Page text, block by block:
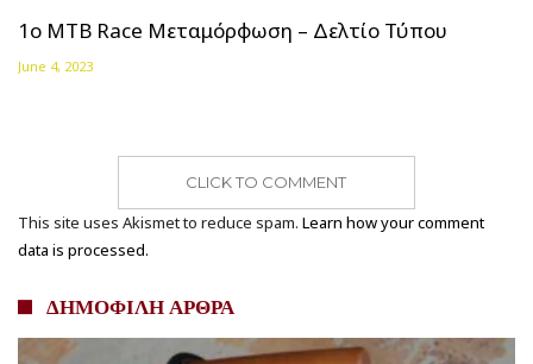
1o MTB Race Μεταμόρφωση – Δελτίο Τύπου
June 4, 2023
CLICK TO COMMENT
This site uses Akismet to reduce spam. Learn how your comment
data is processed.
ΔΗΜΟΦΙΛΗ ΑΡΘΡΑ